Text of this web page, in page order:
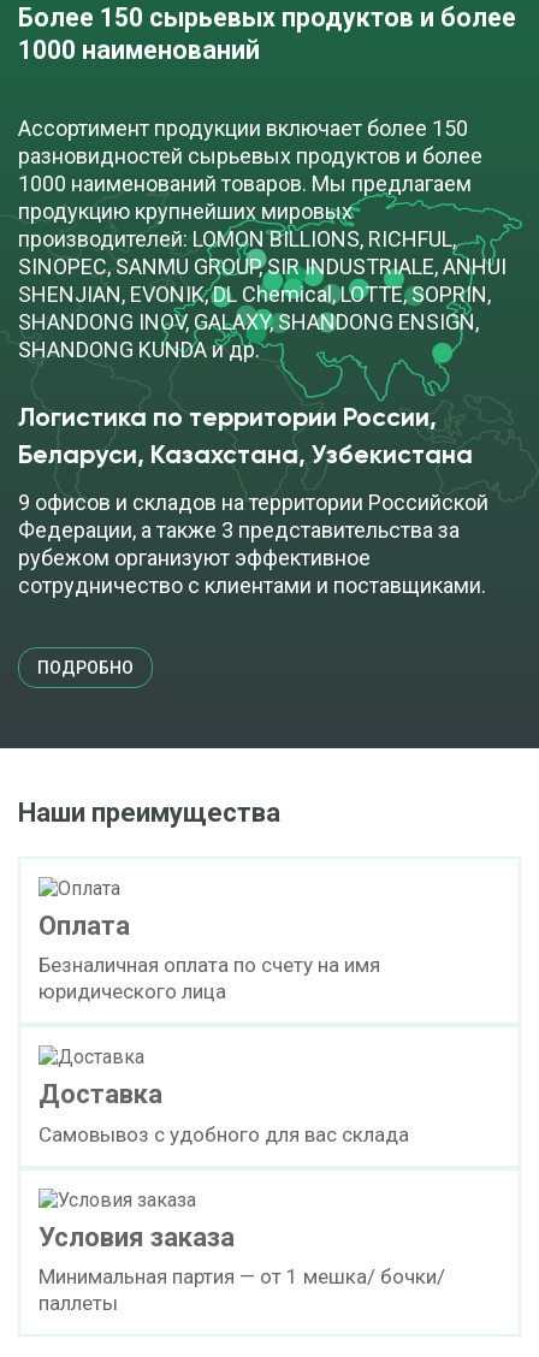
Более 150 сырьевых продуктов и более
1000 наименований
Ассортимент продукции включает более 150
разновидностей сырьевых продуктов и более
1000 наименований товаров. Мы предлагаем
продукцию крупнейших мировых
производителей: LOMON BILLIONS, RICHFUL,
SINOPEC, SANMU GROUP, SIR INDUSTRIALE, ANHUI
SHENJIAN, EVONIK, DL Chemical, LOTTE, SOPRIN,
SHANDONG INOV, GALAXY, SHANDONG ENSIGN,
SHANDONG KUNDA и др.
Логистика по территории России,
Беларуси, Казахстана, Узбекистана
9 офисов и складов на территории Российской
Федерации, а также 3 представительства за
рубежом организуют эффективное
сотрудничество с клиентами и поставщиками.
ПОДРОБНО
Наши преимущества
Оплата
Безналичная оплата по счету на имя
юридического лица
Доставка
Самовывоз с удобного для вас склада
Условия заказа
Минимальная партия — от 1 мешка/ бочки/
паллеты